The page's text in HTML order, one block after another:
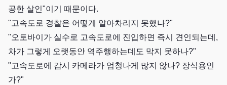
공한 살인"이기 때문이다.
"고속도로 경찰은 어떻게 알아차리지 못했나?"
"오토바이가 실수로 고속도로에 진입하면 즉시 견인되는데,
차가 그렇게 오랫동안 역주행하는데도 막지 못하나?"
"고속도로에 감시 카메라가 엄청나게 많지 않나? 장식용인
가?"